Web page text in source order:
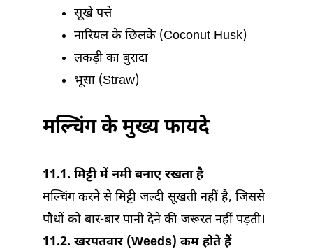
सूखे पत्ते
नारियल के छिलके (Coconut Husk)
लकड़ी का बुरादा
भूसा (Straw)
मल्चिंग के मुख्य फायदे
11.1. मिट्टी में नमी बनाए रखता है
मल्चिंग करने से मिट्टी जल्दी सूखती नहीं है, जिससे
पौधों को बार-बार पानी देने की जरूरत नहीं पड़ती।
11.2. खरपतवार (Weeds) कम होते हैं